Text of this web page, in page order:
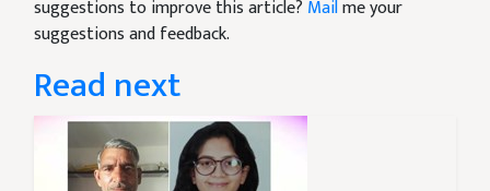
suggestions to improve this article? Mailme your
suggestions and feedback.
Read next